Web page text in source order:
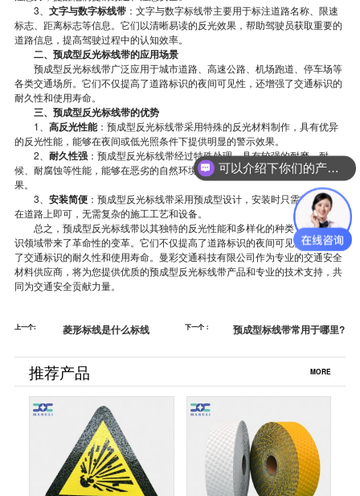
3、 文字与数字标线带：文字与数字标线带主要用于标注道路名称、限速
标志、距离标志等信息。它们以清晰易读的反光效果，帮助驾驶员获取重要的
道路信息，提高驾驶过程中的认知效率。
二、预成型反光标线带的应用场景
预成型反光标线带广泛应用于城市道路、高速公路、机场跑道、停车场等
各类交通场所。它们不仅提高了道路标识的夜间可见性，还增强了交通标识的
耐久性和使用寿命。
三、预成型反光标线带的优势
1、 高反光性能：预成型反光标线带采用特殊的反光材料制作，具有优异
的反光性能，能够在夜间或低光照条件下提供明显的警示效果。
2、 耐久性强：预成型反光标线带经过特殊处理，具有较强的耐磨、耐
候、耐腐蚀等性能，能够在恶劣的自然环境下长期保持标识的清晰度和反光效
果。
3、 安装简便：预成型反光标线带采用预成型设计，安装时只需将其粘贴
在道路上即可，无需复杂的施工工艺和设备。
总之，预成型反光标线带以其独特的反光性能和多样化的种类，为道路标
识领域带来了革命性的变革。它们不仅提高了道路标识的夜间可见性，还增强
了交通标识的耐久性和使用寿命。曼彩交通科技有限公司作为专业的交通安全
材料供应商，将为您提供优质的预成型反光标线带产品和专业的技术支持，共
同为交通安全贡献力量。
上一个: 菱形标线是什么标线 下一个： 预成型标线带常用于哪里?
推荐产品 MORE
可以介绍下你们的产品么？